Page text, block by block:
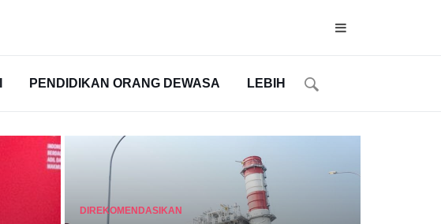
PENDIDIKAN ORANG DEWASA LEBIH
DIREKOMENDASIKAN